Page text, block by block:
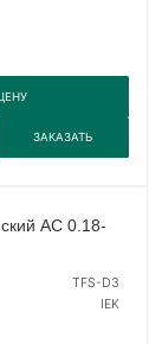
ЗАКАЗАТЬ
АС 0.18-
TFS-D3
IEK